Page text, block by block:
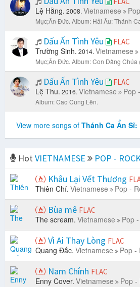
Lệ Hằng. 2008. Vietnamese
Mục;Ân Đức. Album: Hải Âu: Thánh
Dấu Ấn Tình Yêu FLAC
Trường Sinh. 2014. Vietnamese
Mục;Ân Đức. Album: Con Dâng Chúa
Dấu Ấn Tình Yêu FLAC
Lệ Thu. 2016. Vietnamese Pop
Album: Cao Cung Lên.
View more songs of Thánh Ca Ẩn Sĩ:
HotVIETNAMESE
POP -
Khâu Lại Vết Thương
Thiên Chí. Vietnamese Pop -
Bùa mê FLAC
The scream. Vietnamese Pop
Vì Ai Thay Lòng FLAC
Quang Đắc. Vietnamese Pop -
Nam Chính FLAC
Enny Cover. Vietnamese Pop -